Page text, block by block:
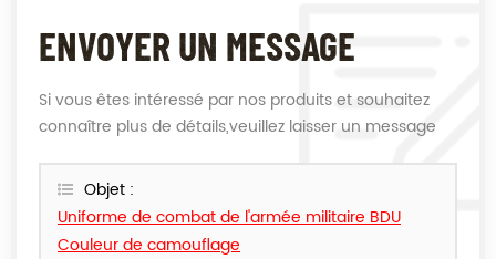
ENVOYER UN MESSAGE
Si vous êtes intéressé par nos produits et souhaitez
connaître plus de détails,veuillez laisser un message
Objet :
Uniforme de combat de l'armée militaire BDU
Couleur de camouflage